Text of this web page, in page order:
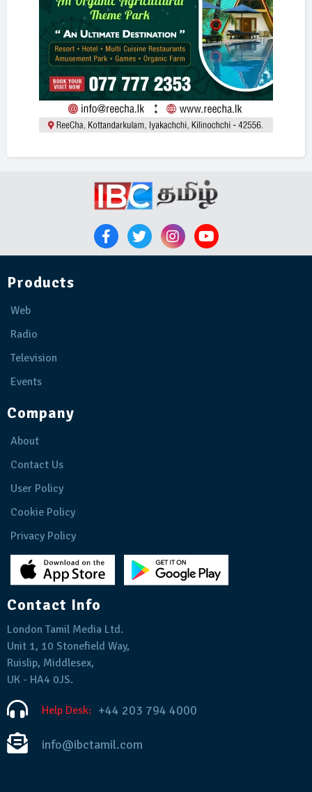
Products
Web
Radio
Television
Events
Company
About
Contact Us
User Policy
Cookie Policy
Privacy Policy
Contact Info
London Tamil Media Ltd.
Unit 1, 10 Stonefield Way,
Ruislip, Middlesex,
UK - HA4 0JS.
Help Desk: +44 203 794 4000
info@ibctamil.com